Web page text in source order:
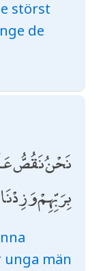
störst
de
نَحْنُ نَقُصُّ
بِرَبِّهِمْ
unga män